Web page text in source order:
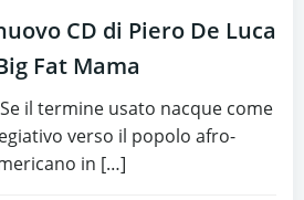
CD di Piero De Luca
Fat Mama
il termine usato nacque come
verso il popolo afro-
in […]